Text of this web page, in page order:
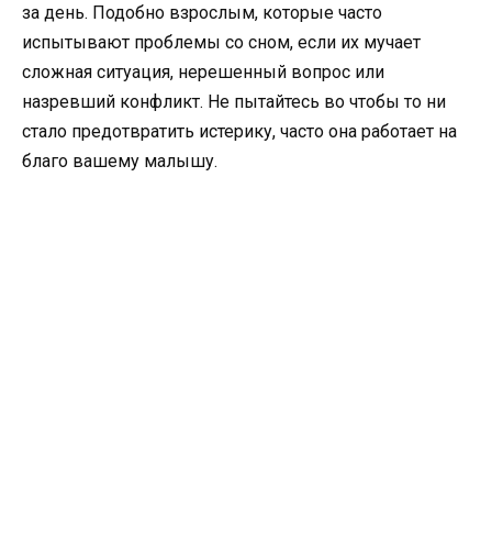
за день. Подобно взрослым, которые часто
испытывают проблемы со сном, если их мучает
сложная ситуация, нерешенный вопрос или
назревший конфликт. Не пытайтесь во чтобы то ни
стало предотвратить истерику, часто она работает на
благо вашему малышу.